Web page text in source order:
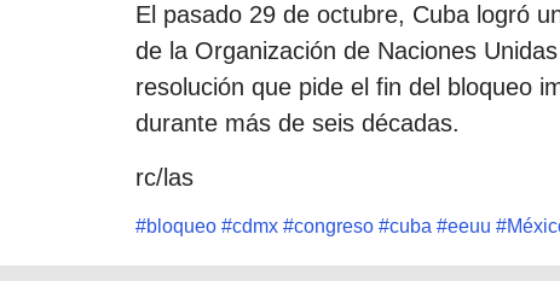
El pasado 29 de octubre, Cuba logró
de la Organización de Naciones
resolución que pide el fin del bloqueo
durante más de seis décadas.
rc/las
#bloqueo #cdmx #congreso #cuba #eeuu #